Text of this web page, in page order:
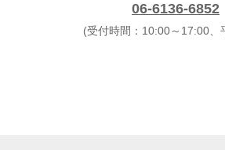
06-6136-6852
(受付時間：10:00～17:00、